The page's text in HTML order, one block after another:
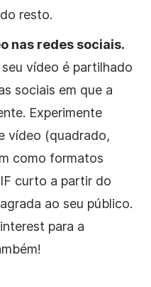
resto.
nas redes sociais.
vídeo é partilhado
sociais em que a
Experimente
vídeo (quadrado,
como formatos
curto a partir do
ao seu público.
para a